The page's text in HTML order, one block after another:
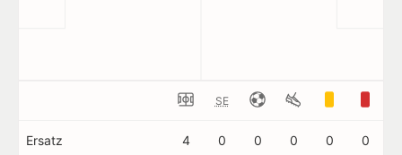
SE
Ersatz 4 0 0 0 0 0